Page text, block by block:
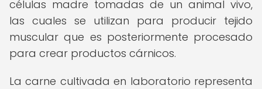
células madre tomadas de un animal vivo,
las cuales se utilizan para producir tejido
muscular que es posteriormente procesado
para crear productos cárnicos.
La carne cultivada en laboratorio representa